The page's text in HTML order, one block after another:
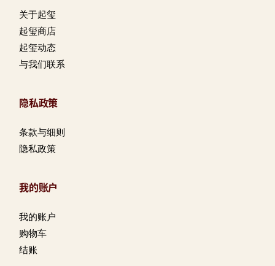
关于起玺
起玺商店
起玺动态
与我们联系
隐私政策
条款与细则
隐私政策
我的账户
我的账户
购物车
结账